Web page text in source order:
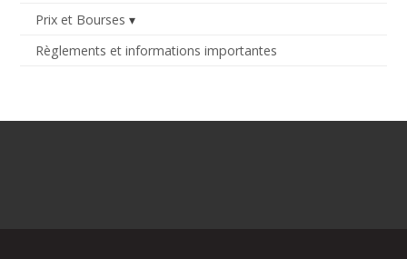
Prix et Bourses
Règlements et informations importantes